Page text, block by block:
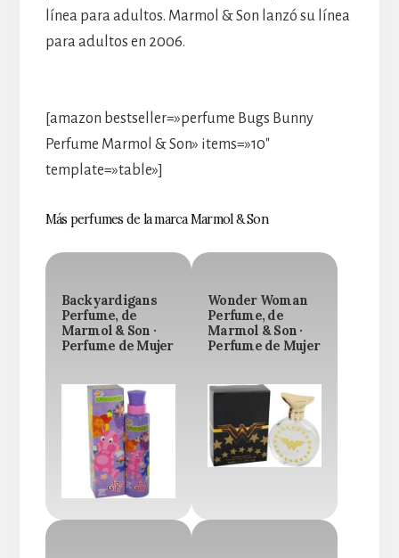
línea para adultos. Marmol & Son lanzó su línea
para adultos en 2006.
[amazon bestseller=»perfume Bugs Bunny
Perfume Marmol & Son» items=»10″
template=»table»]
Más perfumes de la marca Marmol & Son
Backyardigans
Perfume, de
Marmol & Son ·
Perfume de Mujer
Wonder Woman
Perfume, de
Marmol & Son ·
Perfume de Mujer